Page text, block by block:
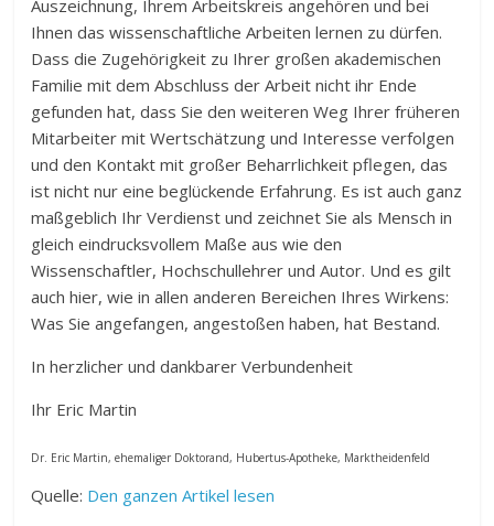
Auszeichnung, Ihrem Arbeitskreis angehören und bei
Ihnen das wissenschaftliche Arbeiten lernen zu dürfen.
Dass die Zugehörigkeit zu Ihrer großen akademischen
Familie mit dem Abschluss der Arbeit nicht ihr Ende
gefunden hat, dass Sie den weiteren Weg Ihrer früheren
Mitarbeiter mit Wertschätzung und Interesse verfolgen
und den Kontakt mit großer Beharrlichkeit pflegen, das
ist nicht nur eine beglückende Erfahrung. Es ist auch ganz
maßgeblich Ihr Verdienst und zeichnet Sie als Mensch in
gleich eindrucksvollem Maße aus wie den
Wissenschaftler, Hochschullehrer und Autor. Und es gilt
auch hier, wie in allen anderen Bereichen Ihres Wirkens:
Was Sie angefangen, angestoßen haben, hat Bestand.
In herzlicher und dankbarer Verbundenheit
Ihr Eric Martin
Dr. Eric Martin, ehemaliger Doktorand, Hubertus-Apotheke, Marktheidenfeld
Quelle: Den ganzen Artikel lesen